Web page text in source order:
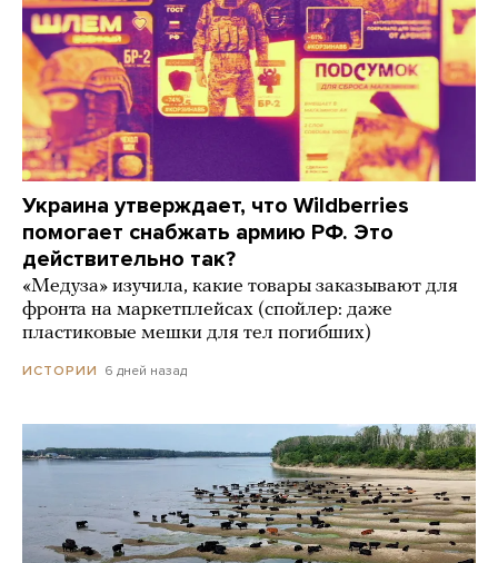
Украина утверждает, что Wildberries
помогает снабжать армию РФ. Это
действительно так?
«Медуза» изучила, какие товары заказывают для
фронта на маркетплейсах (спойлер: даже
пластиковые мешки для тел погибших)
ИСТОРИИ 6 дней назад